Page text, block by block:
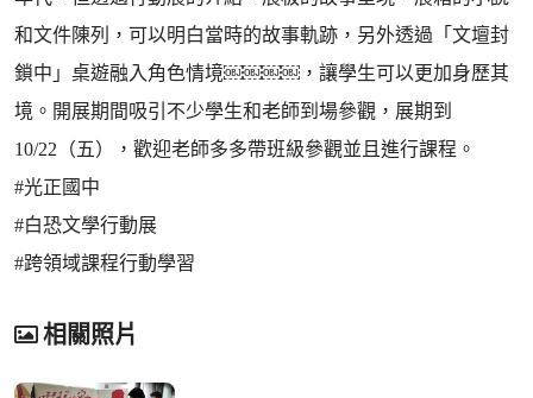
和文件陳列，可以明白當時的故事軌跡，另外透過「文壇封
鎖中」桌遊融入角色情境￼￼￼￼，讓學生可以更加身歷其
境。開展期間吸引不少學生和老師到場參觀，展期到
10/22（五），歡迎老師多多帶班級參觀並且進行課程。
#光正國中
#白恐文學行動展
#跨領域課程行動學習
相關照片